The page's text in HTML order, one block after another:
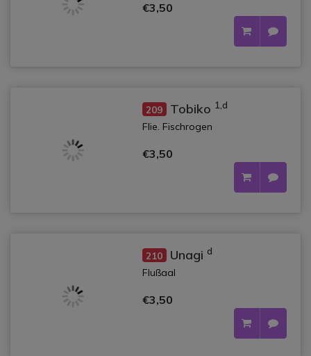
€3,50
209 Tobiko 1,d
Flie. Fischrogen
€3,50
210 Unagi d
Flußaal
€3,50